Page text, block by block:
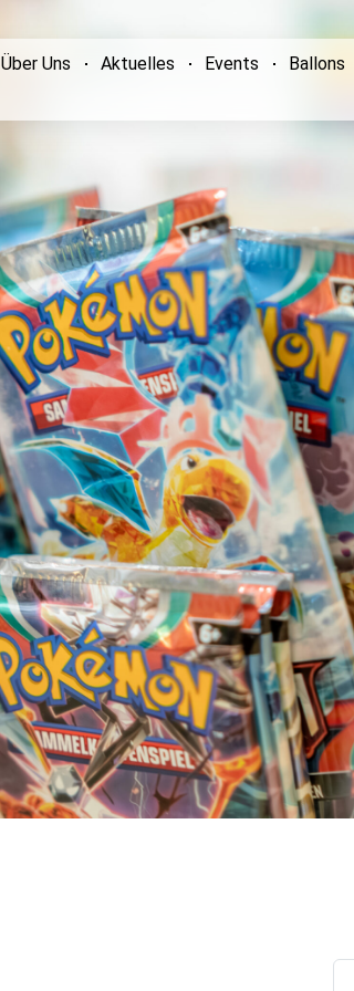
Über Uns Aktuelles Events Ballons